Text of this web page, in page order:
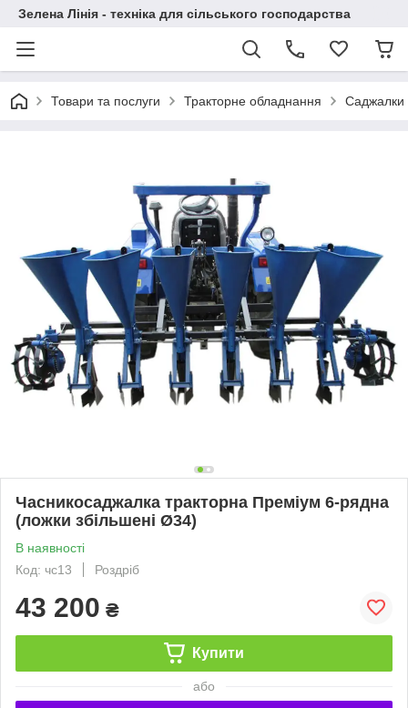
Зелена Лінія - техніка для сільського господарства
Товари та послуги Тракторне обладнання Саджалки
Часникосаджалка тракторна Преміум 6-рядна
(ложки збільшені Ø34)
В наявності
Код: чс13
Роздріб
43 200 ₴
Купити
або